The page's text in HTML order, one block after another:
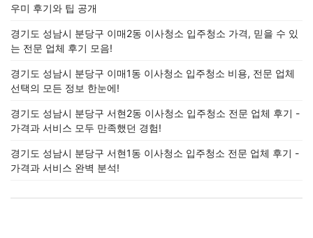
우미 후기와 팁 공개
경기도 성남시 분당구 이매2동 이사청소 입주청소 가격, 믿을 수 있
는 전문 업체 후기 모음!
경기도 성남시 분당구 이매1동 이사청소 입주청소 비용, 전문 업체
선택의 모든 정보 한눈에!
경기도 성남시 분당구 서현2동 이사청소 입주청소 전문 업체 후기 -
가격과 서비스 모두 만족했던 경험!
경기도 성남시 분당구 서현1동 이사청소 입주청소 전문 업체 후기 -
가격과 서비스 완벽 분석!